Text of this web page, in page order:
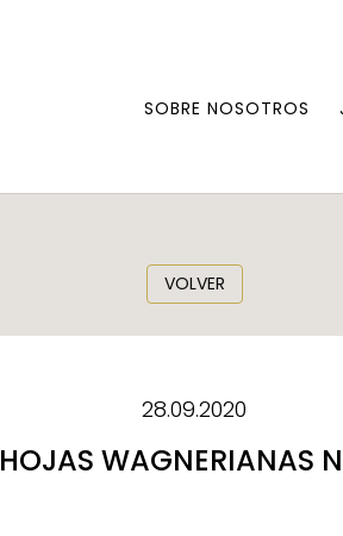
SOBRE NOSOTROS
VOLVER
28.09.2020
HOJAS WAGNERIANAS